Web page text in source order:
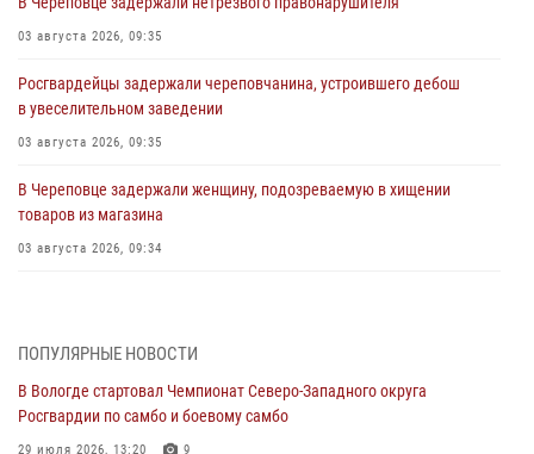
03 августа 2026, 09:35
Росгвардейцы задержали череповчанина, устроившего дебош
в увеселительном заведении
03 августа 2026, 09:35
В Череповце задержали женщину, подозреваемую в хищении
товаров из магазина
03 августа 2026, 09:34
самбо
ЗА МИНУВШУЮ НЕДЕЛЮ СОТРУДНИКАМИ ВНЕВЕДОМСТВЕННОЙ
ПОПУЛЯРНЫЕ НОВОСТИ
В Вологде стартовал Чемпионат Северо-Западного округа
Росгвардии по самбо и боевому самбо
29 июля 2026, 13:20 9